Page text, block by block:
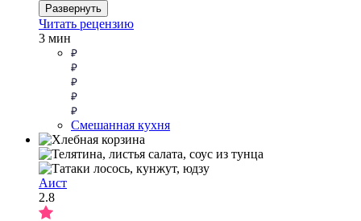
Развернуть
Читать рецензию
3 мин
Смешанная кухня
Аист
2.8